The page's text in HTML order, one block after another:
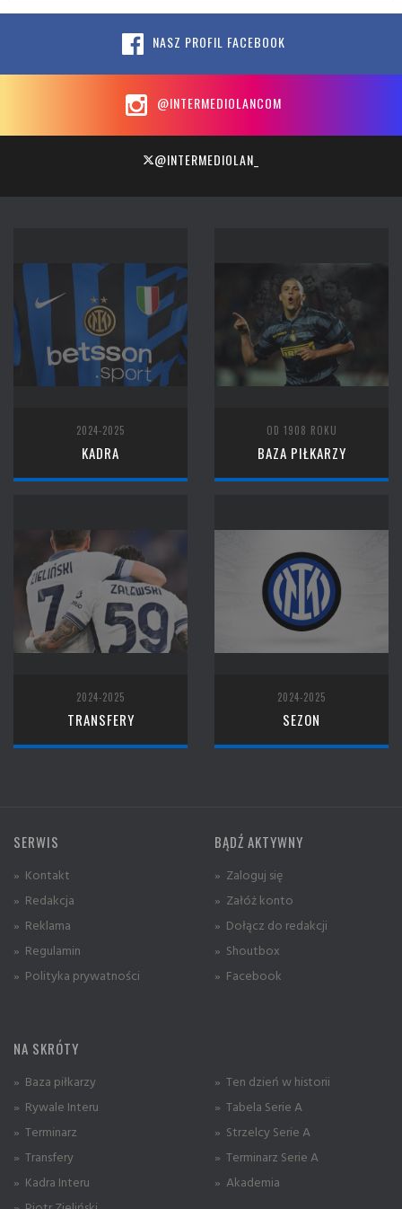
NASZ PROFIL FACEBOOK
@INTERMEDIOLANCOM
@INTERMEDIOLAN_
2024-2025
KADRA
OD 1908 ROKU
BAZA PIŁKARZY
2024-2025
TRANSFERY
2024-2025
SEZON
SERWIS
» Kontakt
» Redakcja
» Reklama
» Regulamin
» Polityka prywatności
BĄDŹ AKTYWNY
» Zaloguj się
» Załóż konto
» Dołącz do redakcji
» Shoutbox
» Facebook
NA SKRÓTY
» Baza piłkarzy
» Rywale Interu
» Terminarz
» Transfery
» Kadra Interu
» Ten dzień w historii
» Tabela Serie A
» Strzelcy Serie A
» Terminarz Serie A
» Akademia